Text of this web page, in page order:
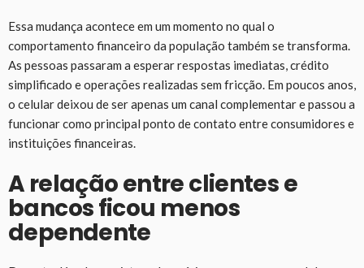
Essa mudança acontece em um momento no qual o
comportamento financeiro da população também se transforma.
As pessoas passaram a esperar respostas imediatas, crédito
simplificado e operações realizadas sem fricção. Em poucos anos,
o celular deixou de ser apenas um canal complementar e passou a
funcionar como principal ponto de contato entre consumidores e
instituições financeiras.
A relação entre clientes e
bancos ficou menos
dependente